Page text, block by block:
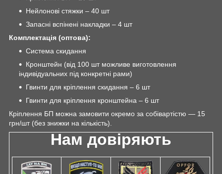
Нейлонові стяжки – 40 шт
Запасні вспінені накладки – 4 шт
Комплектація (оптова):
Система скидання
Кронштейн (від 100 шт можливе виготовлення
індивідуальних під конкретні рами)
Гвинти для кріплення скидання – 6 шт
Гвинти для кріплення кронштейна – 6 шт
Кріплення БП можна замовити окремо за собівартістю — 15
грн/шт (без знижки на кількість).
Нам довіряють